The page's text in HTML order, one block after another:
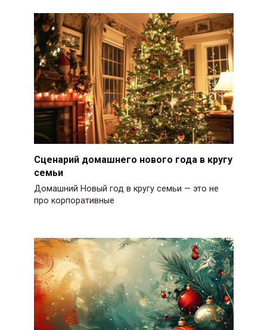
Сценарий домашнего нового года в кругу
семьи
Домашний Новый год в кругу семьи — это не
про корпоративные